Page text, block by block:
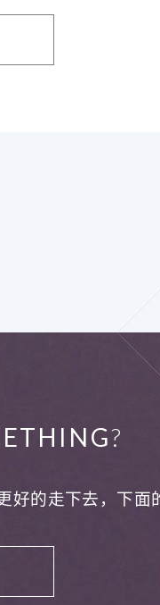
?
的走下去，下面